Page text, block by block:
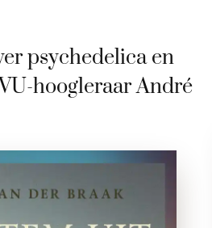
psychedelica en
hoogleraar André